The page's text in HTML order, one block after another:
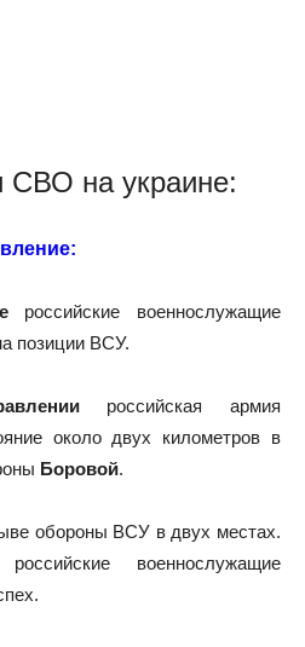
СВО на украине:
российские военнослужащие
позиции ВСУ.
российская армия
около двух километров в
Боровой.
обороны ВСУ в двух местах.
военнослужащие